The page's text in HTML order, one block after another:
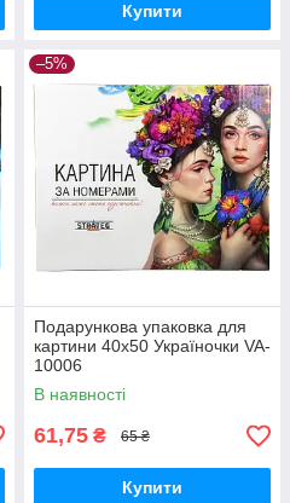
Купити
–5%
Подарункова упаковка для
картини 40х50 Україночки VA-
10006
В наявності
61,75 ₴ 65 ₴
Купити